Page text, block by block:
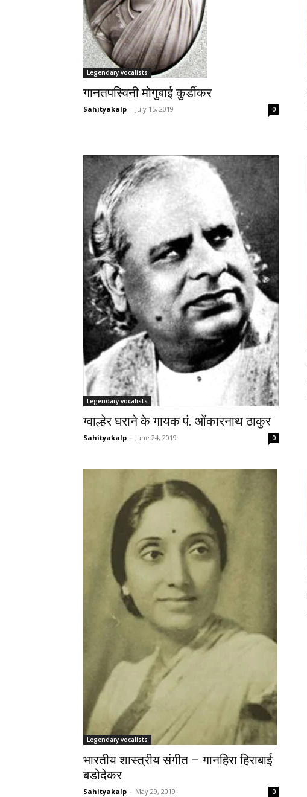
Legendary vocalists
गानतपस्विनी मोगुबाई कुर्डीकर
Sahityakalp - July 15, 2019 0
Legendary vocalists
ग्वाल्हेर घराने के गायक पं. ओंकारनाथ ठाकुर
Sahityakalp - June 24, 2019 0
Legendary vocalists
भारतीय शास्त्रीय संगीत – गानहिरा हिराबाई
बडोदेकर
Sahityakalp - May 29, 2019 0